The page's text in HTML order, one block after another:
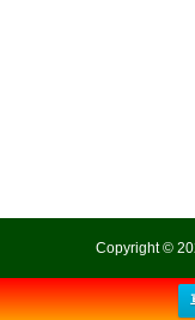
Copyright ©